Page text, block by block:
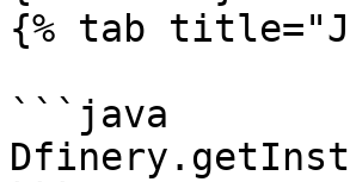
{% tab
```java